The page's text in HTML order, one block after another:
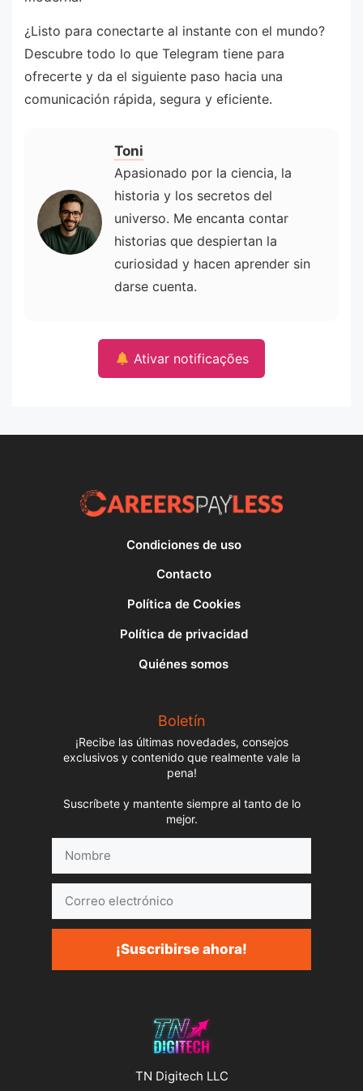
¿Listo para conectarte al instante con el mundo?
Descubre todo lo que Telegram tiene para
ofrecerte y da el siguiente paso hacia una
comunicación rápida, segura y eficiente.
Toni
Apasionado por la ciencia, la
historia y los secretos del
universo. Me encanta contar
historias que despiertan la
curiosidad y hacen aprender sin
darse cuenta.
Ativar notificações
Condiciones de uso
Contacto
Política de Cookies
Política de privacidad
Quiénes somos
Boletín
¡Recibe las últimas novedades, consejos
exclusivos y contenido que realmente vale la
pena!
Suscríbete y mantente siempre al tanto de lo
mejor.
electrónico
¡Suscribirse ahora!
TN Digitech LLC